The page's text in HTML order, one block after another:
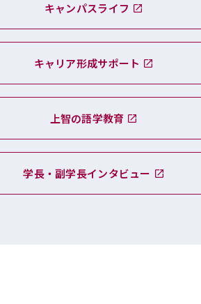
キャンパスライフ
キャリア形成サポート
上智の語学教育
学長・副学長インタビュー